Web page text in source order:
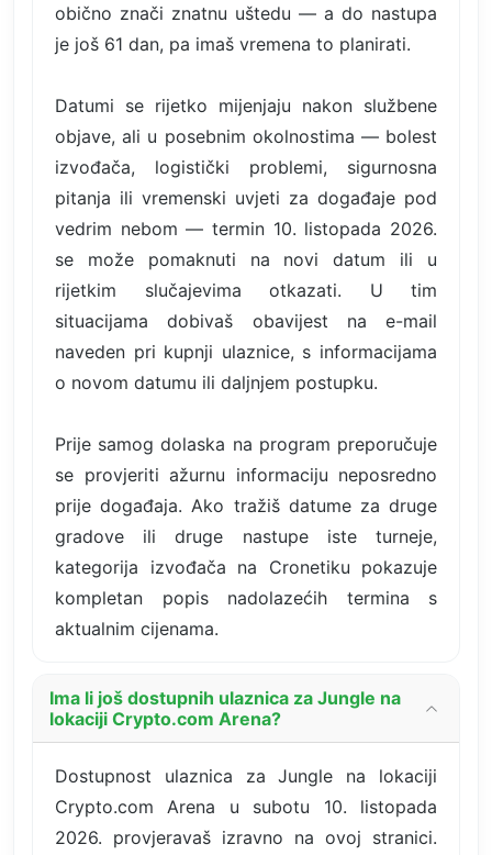
obično znači znatnu uštedu — a do nastupa
je još 61 dan, pa imaš vremena to planirati.
Datumi se rijetko mijenjaju nakon službene
objave, ali u posebnim okolnostima — bolest
izvođača, logistički problemi, sigurnosna
pitanja ili vremenski uvjeti za događaje pod
vedrim nebom — termin 10. listopada 2026.
se može pomaknuti na novi datum ili u
rijetkim slučajevima otkazati. U tim
situacijama dobivaš obavijest na e-mail
naveden pri kupnji ulaznice, s informacijama
o novom datumu ili daljnjem postupku.
Prije samog dolaska na program preporučuje
se provjeriti ažurnu informaciju neposredno
prije događaja. Ako tražiš datume za druge
gradove ili druge nastupe iste turneje,
kategorija izvođača na Cronetiku pokazuje
kompletan popis nadolazećih termina s
aktualnim cijenama.
Ima li još dostupnih ulaznica za Jungle na
lokaciji Crypto.com Arena?
Dostupnost ulaznica za Jungle na lokaciji
Crypto.com Arena u subotu 10. listopada
2026. provjeravaš izravno na ovoj stranici.